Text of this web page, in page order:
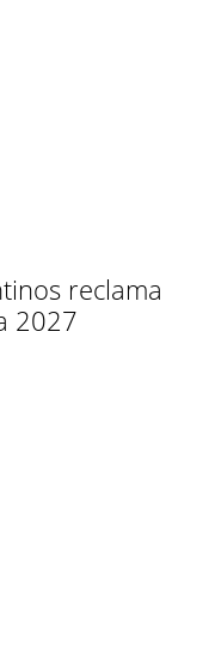
reclama
2027